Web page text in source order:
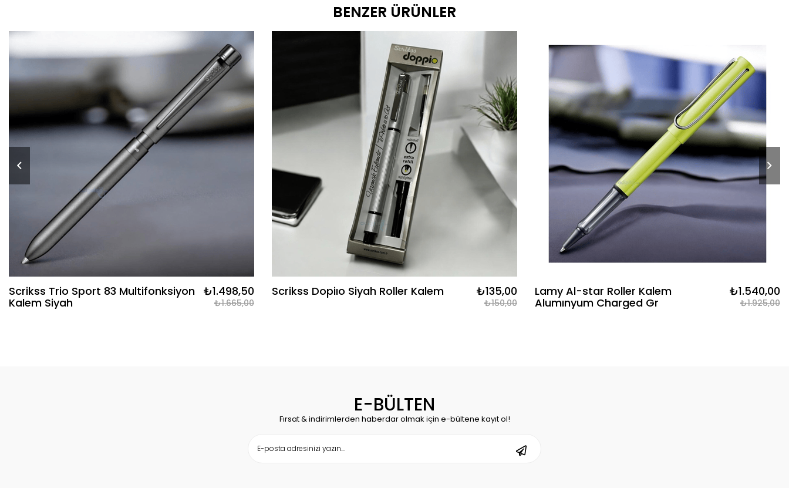
BENZER ÜRÜNLER
Scrikss Trio Sport 83 Multifonksiyon
Kalem Siyah
₺1.498,50
₺1.665,00
Scrikss Dopiıo Siyah Roller Kalem ₺135,00
₺150,00
Lamy Al-star Roller Kalem
Alumınyum Charged Gr
₺1.540,00
₺1.925,00
E-BÜLTEN
Fırsat & indirimlerden haberdar olmak için e-bültene kayıt ol!